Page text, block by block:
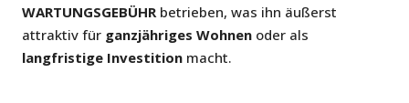
WARTUNGSGEBÜHRbetrieben, was ihn äußerst
attraktiv für ganzjähriges Wohnen oder als
langfristige Investition macht.